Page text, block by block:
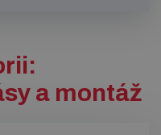
a montáž